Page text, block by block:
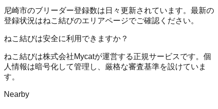
尼崎市のブリーダー登録数は日々更新されています。最新の
登録状況はねこ結びのエリアページでご確認ください。
ねこ結びは安全に利用できますか？
ねこ結びは株式会社Mycatが運営する正規サービスです。個
人情報は暗号化して管理し、厳格な審査基準を設けていま
す。
Nearby